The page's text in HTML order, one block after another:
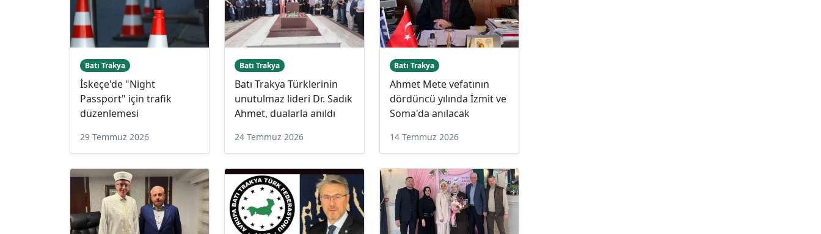
Batı Trakya
İskeçe'de "Night
Passport" için trafik
düzenlemesi
29 Temmuz 2026
Batı Trakya
Batı Trakya Türklerinin
unutulmaz lideri Dr. Sadık
Ahmet, dualarla anıldı
24 Temmuz 2026
Batı Trakya
Ahmet Mete vefatının
dördüncü yılında İzmit ve
Soma'da anılacak
14 Temmuz 2026